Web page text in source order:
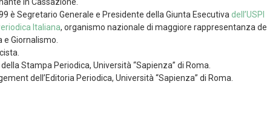
è Segretario Generale e Presidente della Giunta Esecutiva dell’USPI
Italiana, organismo nazionale di maggiore rappresentanza del
Giornalismo.
Stampa Periodica, Università “Sapienza” di Roma.
dell’Editoria Periodica, Università “Sapienza” di Roma.